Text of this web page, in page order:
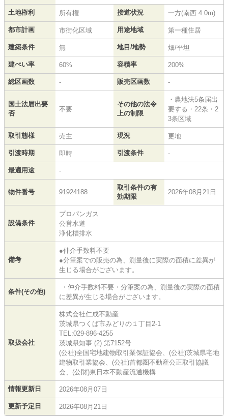
土地権利 所有権 接道状況 一方(南西 4.0m)
都市計画 市街化区域 用途地域 第一種住居
建築条件 無 地目/地勢 畑/平坦
建ぺい率 60% 容積率 200%
総区画数 - 販売区画数 -
国土法届出要
否
不要
その他の法令
上の制限
・農地法5条届出
要する・22条・2
3条区域
取引態様 売主 現況 更地
引渡時期 即時 引渡条件 -
最適用途 -
物件番号 91924188
取引条件の有
効期限
2026年08月21日
設備条件
プロパンガス
公営水道
浄化槽排水
備考
●仲介手数料不要
●分筆案での販売の為、測量後に実際の面積に差異が
生じる場合がございます。
条件(その他)
・仲介手数料不要・分筆案の為、測量後の実際の面積
に差異が生じる場合がございます。
取扱会社
株式会社仁成不動産
茨城県つくば市みどりの１丁目2-1
TEL:029-896-4255
茨城県知事 (2) 第7152号
(公社)全国宅地建物取引業保証協会、(公社)茨城県宅地
建物取引業協会、(公社)首都圏不動産公正取引協議
会、(公財)東日本不動産流通機構
情報更新日 2026年08月07日
更新予定日 2026年08月21日